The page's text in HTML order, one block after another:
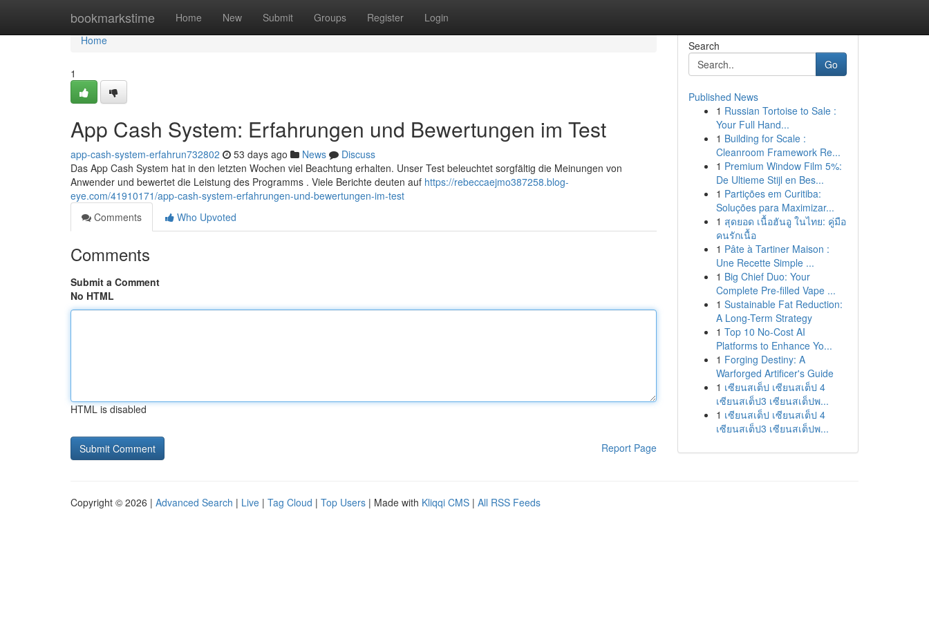
bookmarkstime Home New Submit Groups Register Login
Home
Home
1
App Cash System: Erfahrungen und Bewertungen im Test
app-cash-system-erfahrun732802 53 days ago News
Discuss
Das App Cash System hat in den letzten Wochen viel Beachtung erhalten. Unser Test beleuchtet sorgfältig die Meinungen von
Anwender und bewertet die Leistung des Programms . Viele Berichte deuten auf https://rebeccaejmo387258.blog-
eye.com/41910171/app-cash-system-erfahrungen-und-bewertungen-im-test
Comments
Who Upvoted
Comments
Submit a Comment
No HTML
HTML is disabled
Report Page
Search
Go
Published News
1 Russian Tortoise to Sale :
Your Full Hand...
1 Building for Scale :
Cleanroom Framework Re...
1 Premium Window Film 5%:
De Ultieme Stijl en Bes...
1 Partições em Curitiba:
Soluções para Maximizar...
1 สุดยอด เนื้อฮันอู ในไทย: คู่มือ
คนรักเนื้อ
1 Pâte à Tartiner Maison :
Une Recette Simple ...
1 Big Chief Duo: Your
Complete Pre-filled Vape ...
1 Sustainable Fat Reduction:
A Long-Term Strategy
1 Top 10 No-Cost AI
Platforms to Enhance Yo...
1 Forging Destiny: A
Warforged Artificer's Guide
1 เซียนสเต็ป เซียนสเต็ป 4
เซียนสเต็ป3 เซียนสเต็ปพ...
1 เซียนสเต็ป เซียนสเต็ป 4
เซียนสเต็ป3 เซียนสเต็ปพ...
Copyright © 2026 | Advanced Search | Live | Tag Cloud | Top Users | Made with Kliqqi CMS | All RSS Feeds